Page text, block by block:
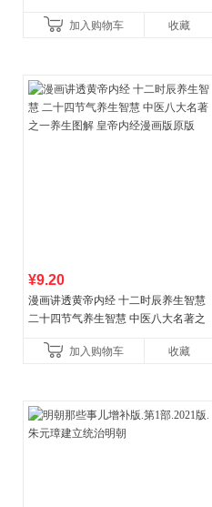
加入购物车 收藏
¥9.20
漫画讲透黄帝内经 十二时辰养生智慧
二十四节气养生智慧 中医八大名著之
加入购物车
收藏